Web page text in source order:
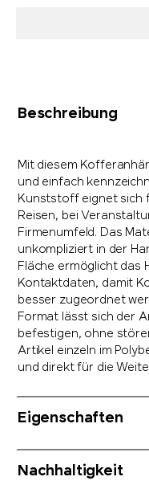
Beschreibung
Mit diesem
und einfach
Kunststoff eignet sich
Reisen, bei
Firmenumfeld. Das
unkompliziert in der
Fläche ermöglicht das
Kontaktdaten, damit
besser zugeordnet
Format lässt sich der
befestigen, ohne
Artikel einzeln im
und direkt für die
Eigenschaften
Nachhaltigkeit